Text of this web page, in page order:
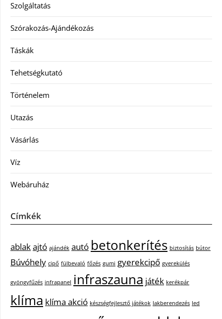
Szolgáltatás
Szórakozás-Ajándékozás
Táskák
Tehetségkutató
Történelem
Utazás
Vásárlás
Víz
Webáruház
Címkék
ablakajtó ajándék autó betonkerítés biztosítás bútor
Búvóhely cipő fülbevaló főzés gumi gyerekcipő gyerekülés
gyöngyfűzés infrapanel infraszauna játék kerékpár
klíma klíma akció készségfejlesztő játékok lakberendezés led